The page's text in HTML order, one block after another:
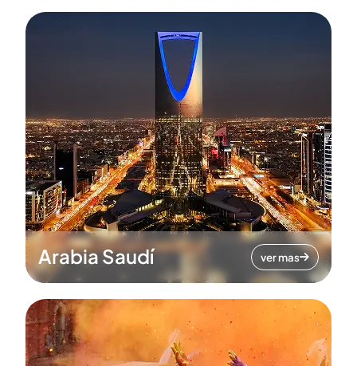
Arabia Saudí ver mas